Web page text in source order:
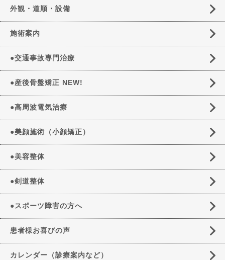
外観・道順・設備
施術案内
●交通事故専門治療
●産後骨盤矯正 NEW!
●高周波電気治療
●美顔施術（小顔矯正）
●美容整体
●剣道整体
●スポーツ障害の方へ
患者様お喜びの声
カレンダー（診療案内など）